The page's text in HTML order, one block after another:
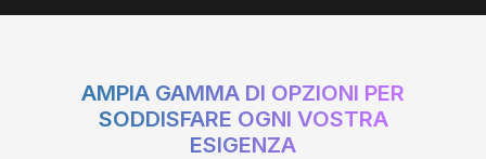
AMPIA GAMMA DI OPZIONI PER
SODDISFARE OGNI VOSTRA
ESIGENZA